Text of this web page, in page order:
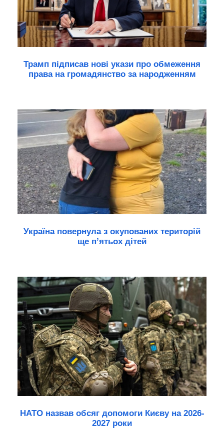
Трамп підписав нові укази про обмеження
права на громадянство за народженням
Україна повернула з окупованих територій
ще п’ятьох дітей
НАТО назвав обсяг допомоги Києву на 2026-
2027 роки